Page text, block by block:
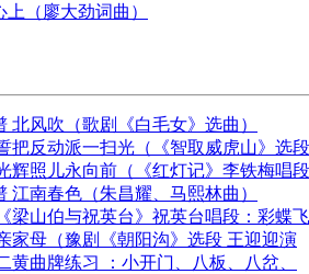
（廖大劲词曲）
北风吹（歌剧《白毛女》选曲）
把反动派一扫光（《智取威虎山》选段
辉照儿永向前（《红灯记》李铁梅唱段
江南春色（朱昌耀、马熙林曲）
梁山伯与祝英台》祝英台唱段：彩蝶飞
家母（豫剧《朝阳沟》选段 王迎迎演
黄曲牌练习 ：小开门、八板、八岔、